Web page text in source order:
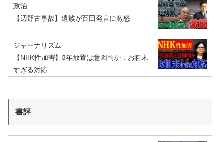
政治
【辺野古事故】遺族が百田発言に激怒
ジャーナリズム
【NHK性加害】3年放置は意図的か：お粗末
すぎる対応
書評